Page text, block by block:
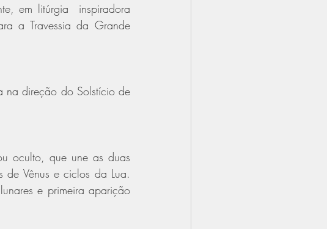
em litúrgia  inspiradora
a Travessia da Grande
na direção do Solstício de
oculto, que une as duas
de Vênus e ciclos da Lua.
e primeira aparição